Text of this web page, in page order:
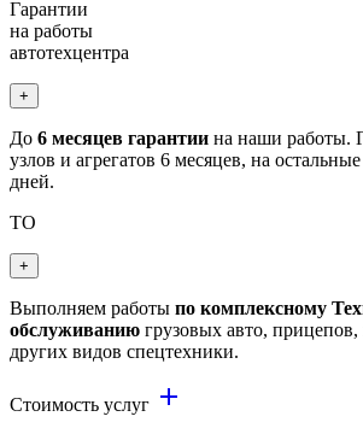
Гарантии
на работы
автотехцентра
+
До 6 месяцев гарантии на наши работы.
узлов и агрегатов 6 месяцев, на
дней.
ТО
+
Выполняем работы по комплексному
обслуживанию грузовых авто,
других видов спецтехники.
Стоимость услуг add